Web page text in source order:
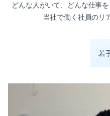
どんな人がいて、どんな仕事
当社で働く社員のリ
若